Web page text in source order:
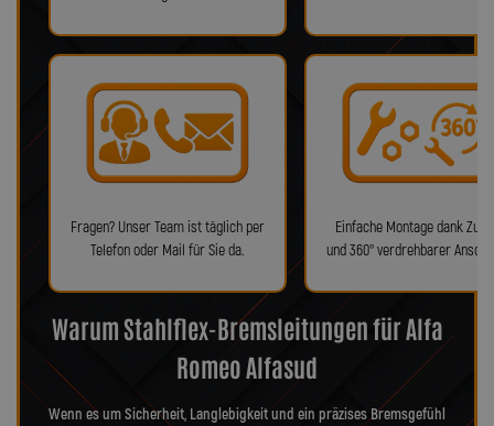
Fragen? Unser Team ist täglich per
Telefon oder Mail für Sie da.
Einfache Montage dank
und 360° verdrehbarer
Warum Stahlflex-Bremsleitungen für Alfa
Romeo Alfasud
Wenn es um Sicherheit, Langlebigkeit und ein präzises Bremsgefühl